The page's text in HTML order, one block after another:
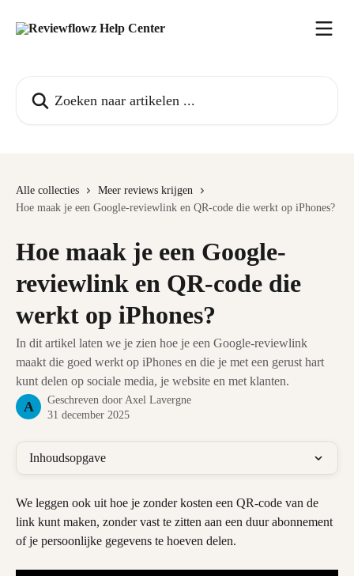
Alle collecties
Meer reviews krijgen
Hoe maak je een Google-reviewlink en QR-code die werkt op iPhones?
Hoe maak je een Google-
reviewlink en QR-code die
werkt op iPhones?
In dit artikel laten we je zien hoe je een Google-reviewlink
maakt die goed werkt op iPhones en die je met een gerust hart
kunt delen op sociale media, je website en met klanten.
A Geschreven door Axel Lavergne
31 december 2025
Inhoudsopgave
We leggen ook uit hoe je zonder kosten een QR-code van de
link kunt maken, zonder vast te zitten aan een duur abonnement
of je persoonlijke gegevens te hoeven delen.